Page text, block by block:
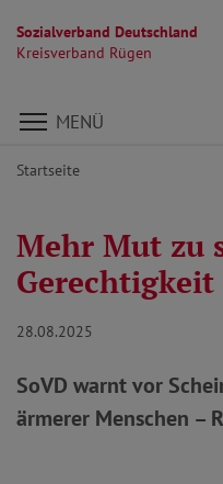
Sozialverband Deutschland
Kreisverband Rügen
Direkt zu den Inhalten
MENÜ
Startseite
Mehr Mut zu
Gerechtigkeit
28.08.2025
SoVD warnt vor
ärmerer Menschen –